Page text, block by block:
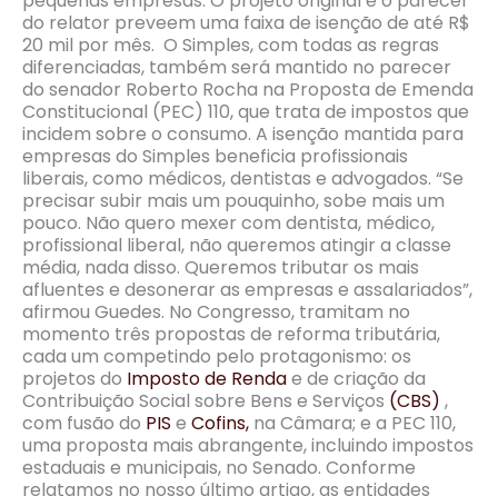
do relator preveem uma faixa de isenção de até R$
20 mil por mês. O Simples, com todas as regras
diferenciadas, também será mantido no parecer
do senador Roberto Rocha na Proposta de Emenda
Constitucional (PEC) 110, que trata de impostos que
incidem sobre o consumo. A isenção mantida para
empresas do Simples beneficia profissionais
liberais, como médicos, dentistas e advogados. “Se
precisar subir mais um pouquinho, sobe mais um
pouco. Não quero mexer com dentista, médico,
profissional liberal, não queremos atingir a classe
média, nada disso. Queremos tributar os mais
afluentes e desonerar as empresas e assalariados”,
afirmou Guedes. No Congresso, tramitam no
momento três propostas de reforma tributária,
cada um competindo pelo protagonismo: os
projetos do Imposto de Rendae de criação da
Contribuição Social sobre Bens e Serviços (CBS) ,
com fusão do PIS e Cofins, na Câmara; e a PEC 110,
uma proposta mais abrangente, incluindo impostos
estaduais e municipais, no Senado. Conforme
relatamos no nosso último artigo, as entidades